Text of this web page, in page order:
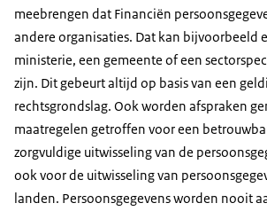
meebrengen dat Financiën
andere organisaties. Dat kan bijvoorbeeld
ministerie, een gemeente of een
zijn. Dit gebeurt altijd op basis van een
rechtsgrondslag. Ook worden afspraken
maatregelen getroffen voor een
zorgvuldige uitwisseling van de
ook voor de uitwisseling van
landen. Persoonsgegevens worden nooit